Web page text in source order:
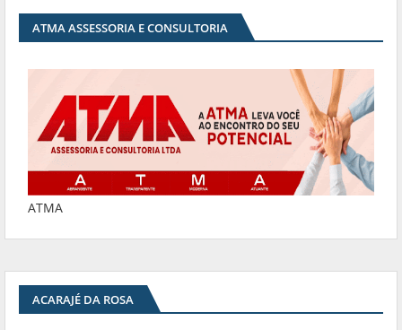
ATMA ASSESSORIA E CONSULTORIA
ATMA
ACARAJÉ DA ROSA